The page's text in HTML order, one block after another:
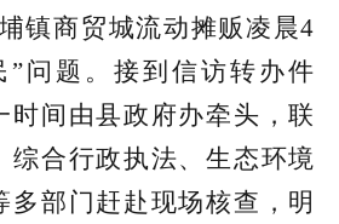
镇商贸城流动摊贩凌晨4
”问题。接到信访转办件
时间由县政府办牵头，联
综合行政执法、生态环境
多部门赶赴现场核查，明